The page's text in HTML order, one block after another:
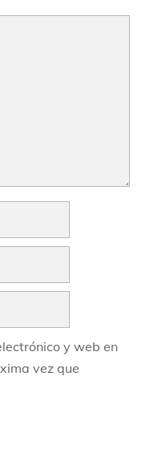
y web en
vez que